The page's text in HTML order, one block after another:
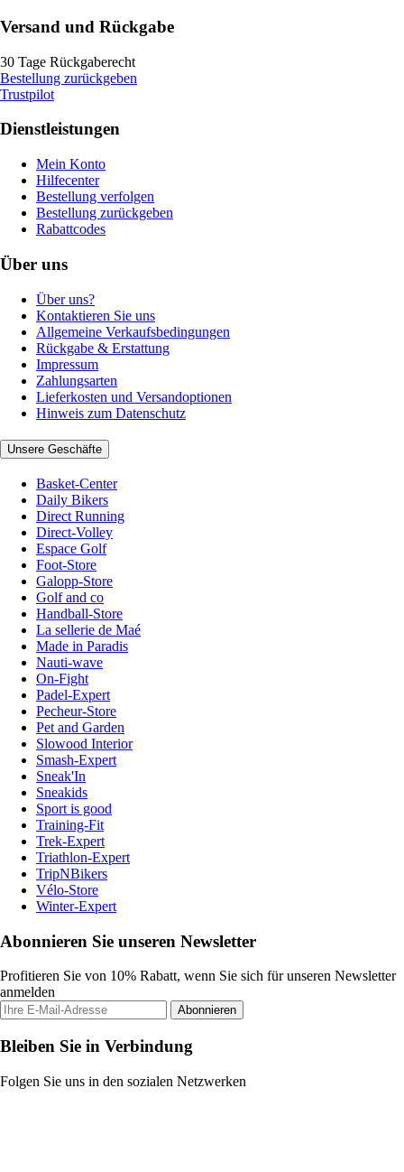
Versand und Rückgabe
30 Tage Rückgaberecht
Bestellung zurückgeben
Trustpilot
Dienstleistungen
Mein Konto
Hilfecenter
Bestellung verfolgen
Bestellung zurückgeben
Rabattcodes
Über uns
Über uns?
Kontaktieren Sie uns
Allgemeine Verkaufsbedingungen
Rückgabe & Erstattung
Impressum
Zahlungsarten
Lieferkosten und Versandoptionen
Hinweis zum Datenschutz
Unsere Geschäfte
Basket-Center
Daily Bikers
Direct Running
Direct-Volley
Espace Golf
Foot-Store
Galopp-Store
Golf and co
Handball-Store
La sellerie de Maé
Made in Paradis
Nauti-wave
On-Fight
Padel-Expert
Pecheur-Store
Pet and Garden
Slowood Interior
Smash-Expert
Sneak'In
Sneakids
Sport is good
Training-Fit
Trek-Expert
Triathlon-Expert
TripNBikers
Vélo-Store
Winter-Expert
Abonnieren Sie unseren Newsletter
Profitieren Sie von 10% Rabatt, wenn Sie sich für unseren Newsletter
anmelden
Abonnieren
Bleiben Sie in Verbindung
Folgen Sie uns in den sozialen Netzwerken